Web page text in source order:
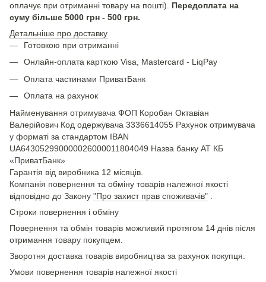
оплачує при отриманні товару на пошті). Передоплата на
суму більше 5000 грн - 500 грн.
Детальніше про доставку
Готовкою при отриманні
Онлайн-оплата карткою Visa, Mastercard - LiqPay
Оплата частинами ПриватБанк
Оплата на рахунок
Найменування отримувача ФОП Коробан Октавіан
Валерійович Код одержувача 3336614055 Рахунок отримувача
у форматі за стандартом IBAN
UA643052990000026000011804049 Назва банку АТ КБ
«ПриватБанк»
Гарантія від виробника 12 місяців.
Компанія повернення та обміну товарів належної якості
відповідно до Закону "Про захист прав споживачів"
Строки повернення і обміну
Повернення та обмін товарів можливий протягом 14 днів після
отримання товару покупцем.
Зворотня доставка товарів виробництва за рахунок покупця.
Умови повернення товарів належної якості